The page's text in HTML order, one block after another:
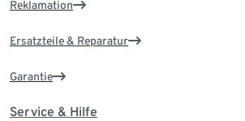
Reklamation
Ersatzteile & Reparatur
Garantie
Service & Hilfe